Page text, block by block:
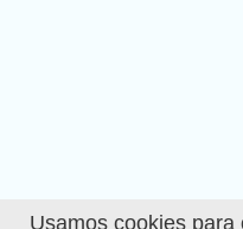
Usamos cookies para